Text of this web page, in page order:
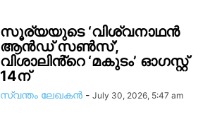
സൂര്യയുടെ ‘വിശ്വനാഥൻ
ആൻഡ് സൺസ്’,
വിശാലിൻ്റെ ‘മകുടം’ ഓഗസ്റ്റ്
14ന്
സ്വന്തം ലേഖകന്‍ - July 30, 2026, 5:47 am